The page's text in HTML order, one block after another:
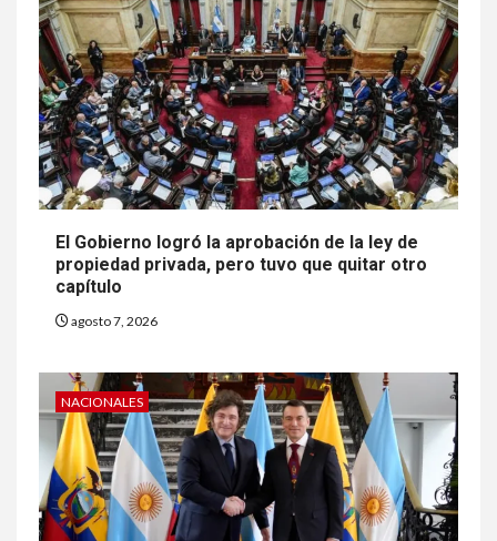
El Gobierno logró la aprobación de la ley de
propiedad privada, pero tuvo que quitar otro
capítulo
agosto 7, 2026
NACIONALES